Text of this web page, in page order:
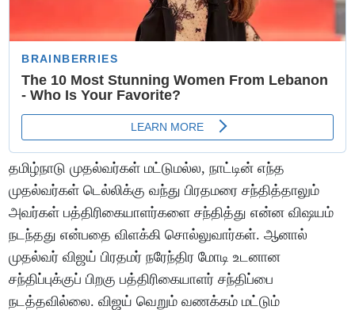
தமிழ்நாடு முதல்வர்கள் மட்டுமல்ல, நாட்டின் எந்த
முதல்வர்கள் டெல்லிக்கு வந்து பிரதமரை சந்தித்தாலும்
அவர்கள் பத்திரிகையாளர்களை சந்தித்து என்ன விஷயம்
நடந்தது என்பதை விளக்கி சொல்லுவார்கள். ஆனால்
முதல்வர் விஜய் பிரதமர் நரேந்திர மோடி உடனான
சந்திப்புக்குப் பிறகு பத்திரிகையாளர் சந்திப்பை
நடத்தவில்லை. விஜய் வெறும் வணக்கம் மட்டும்